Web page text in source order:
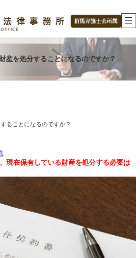
産を処分することになるのですか？
ることになるのですか？
現在保有している財産を処分する必要は